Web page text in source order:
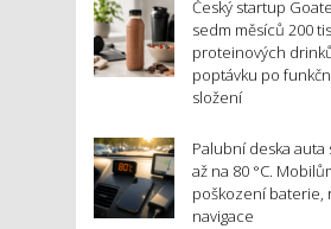
Český startup
sedm měsíců 200
proteinových
poptávku po
složení
Palubní deska
až na 80 °C.
poškození baterie,
navigace